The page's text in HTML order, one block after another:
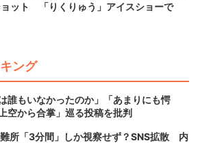
ット 「りくりゅう」アイスショーで
ング
誰もいなかったのか」「あまりにも愕
から合掌」巡る投稿を批判
所「3分間」しか視察せず？SNS拡散 内